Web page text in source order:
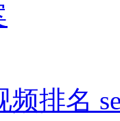
频排名